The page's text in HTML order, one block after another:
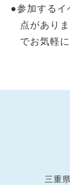
●参加するイ
点があり
でお気軽
三重